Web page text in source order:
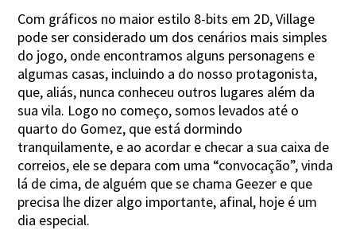
Com gráficos no maior estilo 8-bits em 2D, Village
pode ser considerado um dos cenários mais simples
do jogo, onde encontramos alguns personagens e
algumas casas, incluindo a do nosso protagonista,
que, aliás, nunca conheceu outros lugares além da
sua vila. Logo no começo, somos levados até o
quarto do Gomez, que está dormindo
tranquilamente, e ao acordar e checar a sua caixa de
correios, ele se depara com uma “convocação”, vinda
lá de cima, de alguém que se chama Geezer e que
precisa lhe dizer algo importante, afinal, hoje é um
dia especial.